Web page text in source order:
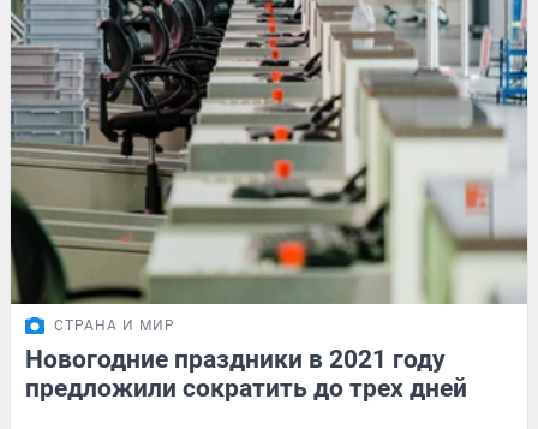
СТРАНА И МИР
Новогодние праздники в 2021 году
предложили сократить до трех дней